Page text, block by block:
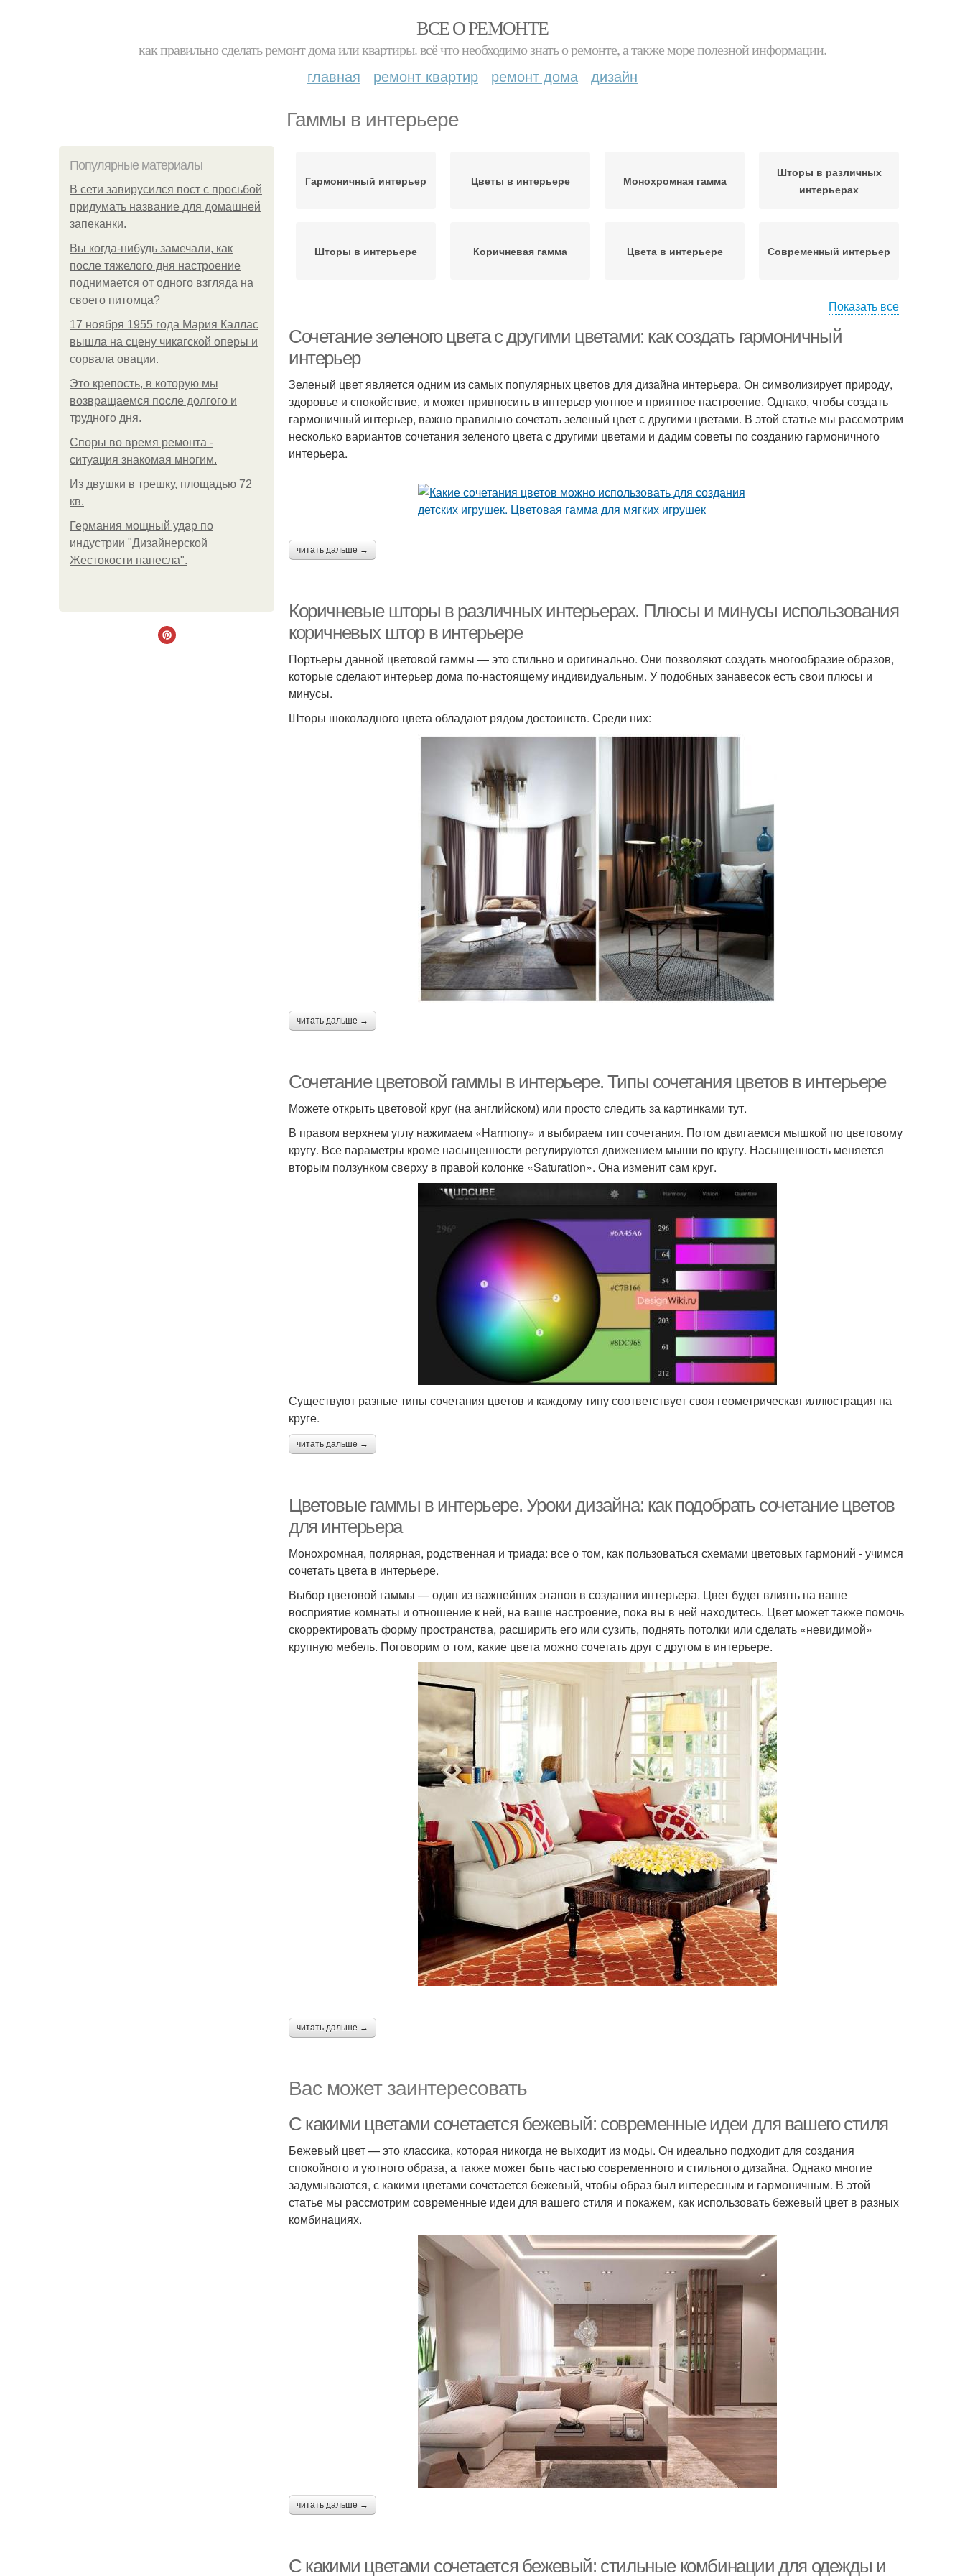
ВСЕ О РЕМОНТЕ
как правильно сделать ремонт дома или квартиры. всё что необходимо знать о ремонте, а также море полезной информации.
главная ремонт квартир ремонт дома дизайн
Гаммы в интерьере
Популярные материалы
В сети завирусился пост с просьбой
придумать название для домашней
запеканки.
Вы когда-нибудь замечали, как
после тяжелого дня настроение
поднимается от одного взгляда на
своего питомца?
17 ноября 1955 года Мария Каллас
вышла на сцену чикагской оперы и
сорвала овации.
Это крепость, в которую мы
возвращаемся после долгого и
трудного дня.
Споры во время ремонта -
ситуация знакомая многим.
Из двушки в трешку, площадью 72
кв.
Германия мощный удар по
индустрии "Дизайнерской
Жестокости нанесла".
Гармоничный интерьер Цветы в интерьере Монохромная гамма
Шторы в различных
интерьерах
Шторы в интерьере Коричневая гамма Цвета в интерьере Современный интерьер
Показать все
Сочетание зеленого цвета с другими цветами: как создать гармоничный
интерьер
Зеленый цвет является одним из самых популярных цветов для дизайна интерьера. Он символизирует природу,
здоровье и спокойствие, и может привносить в интерьер уютное и приятное настроение. Однако, чтобы создать
гармоничный интерьер, важно правильно сочетать зеленый цвет с другими цветами. В этой статье мы рассмотрим
несколько вариантов сочетания зеленого цвета с другими цветами и дадим советы по созданию гармоничного
интерьера.
читать дальше →
Коричневые шторы в различных интерьерах. Плюсы и минусы использования
коричневых штор в интерьере
Портьеры данной цветовой гаммы — это стильно и оригинально. Они позволяют создать многообразие образов,
которые сделают интерьер дома по-настоящему индивидуальным. У подобных занавесок есть свои плюсы и
минусы.
Шторы шоколадного цвета обладают рядом достоинств. Среди них:
читать дальше →
Сочетание цветовой гаммы в интерьере. Типы сочетания цветов в интерьере
Можете открыть цветовой круг (на английском) или просто следить за картинками тут.
В правом верхнем углу нажимаем «Harmony» и выбираем тип сочетания. Потом двигаемся мышкой по цветовому
кругу. Все параметры кроме насыщенности регулируются движением мыши по кругу. Насыщенность меняется
вторым ползунком сверху в правой колонке «Saturation». Она изменит сам круг.
Существуют разные типы сочетания цветов и каждому типу соответствует своя геометрическая иллюстрация на
круге.
читать дальше →
Цветовые гаммы в интерьере. Уроки дизайна: как подобрать сочетание цветов
для интерьера
Монохромная, полярная, родственная и триада: все о том, как пользоваться схемами цветовых гармоний - учимся
сочетать цвета в интерьере.
Выбор цветовой гаммы — один из важнейших этапов в создании интерьера. Цвет будет влиять на ваше
восприятие комнаты и отношение к ней, на ваше настроение, пока вы в ней находитесь. Цвет может также помочь
скорректировать форму пространства, расширить его или сузить, поднять потолки или сделать «невидимой»
крупную мебель. Поговорим о том, какие цвета можно сочетать друг с другом в интерьере.
читать дальше →
Вас может заинтересовать
С какими цветами сочетается бежевый: современные идеи для вашего стиля
Бежевый цвет — это классика, которая никогда не выходит из моды. Он идеально подходит для создания
спокойного и уютного образа, а также может быть частью современного и стильного дизайна. Однако многие
задумываются, с какими цветами сочетается бежевый, чтобы образ был интересным и гармоничным. В этой
статье мы рассмотрим современные идеи для вашего стиля и покажем, как использовать бежевый цвет в разных
комбинациях.
читать дальше →
С какими цветами сочетается бежевый: стильные комбинации для одежды и